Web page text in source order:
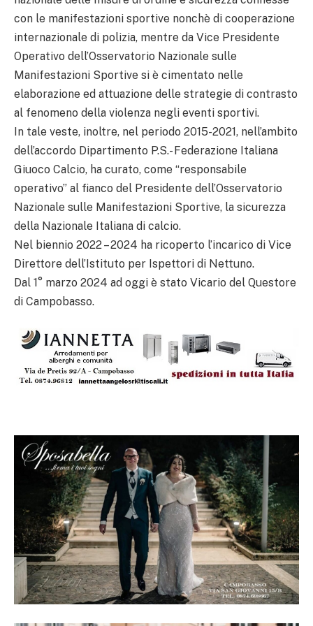
con le manifestazioni sportive nonchè di cooperazione
internazionale di polizia, mentre da Vice Presidente
Operativo dell’Osservatorio Nazionale sulle
Manifestazioni Sportive si è cimentato nelle
elaborazione ed attuazione delle strategie di contrasto
al fenomeno della violenza negli eventi sportivi.
In tale veste, inoltre, nel periodo 2015-2021, nell’ambito
dell’accordo Dipartimento P.S.- Federazione Italiana
Giuoco Calcio, ha curato, come “responsabile
operativo” al fianco del Presidente dell’Osservatorio
Nazionale sulle Manifestazioni Sportive, la sicurezza
della Nazionale Italiana di calcio.
Nel biennio 2022 – 2024 ha ricoperto l’incarico di Vice
Direttore dell’Istituto per Ispettori di Nettuno.
Dal 1° marzo 2024 ad oggi è stato Vicario del Questore
di Campobasso.